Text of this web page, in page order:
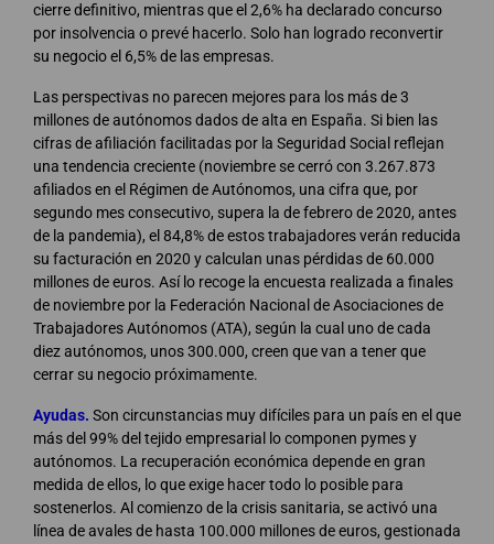
cierre definitivo, mientras que el 2,6% ha declarado concurso
por insolvencia o prevé hacerlo. Solo han logrado reconvertir
su negocio el 6,5% de las empresas.
Las perspectivas no parecen mejores para los más de 3
millones de autónomos dados de alta en España. Si bien las
cifras de afiliación facilitadas por la Seguridad Social reflejan
una tendencia creciente (noviembre se cerró con 3.267.873
afiliados en el Régimen de Autónomos, una cifra que, por
segundo mes consecutivo, supera la de febrero de 2020, antes
de la pandemia), el 84,8% de estos trabajadores verán reducida
su facturación en 2020 y calculan unas pérdidas de 60.000
millones de euros. Así lo recoge la encuesta realizada a finales
de noviembre por la Federación Nacional de Asociaciones de
Trabajadores Autónomos (ATA), según la cual uno de cada
diez autónomos, unos 300.000, creen que van a tener que
cerrar su negocio próximamente.
Ayudas. Son circunstancias muy difíciles para un país en el que
más del 99% del tejido empresarial lo componen pymes y
autónomos. La recuperación económica depende en gran
medida de ellos, lo que exige hacer todo lo posible para
sostenerlos. Al comienzo de la crisis sanitaria, se activó una
línea de avales de hasta 100.000 millones de euros, gestionada